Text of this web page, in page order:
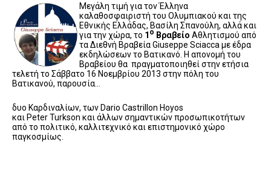
Μεγάλη τιμή για τον Έλληνα
καλαθοσφαιριστή του Ολυμπιακού και της
Εθνικής Ελλάδας, Βασίλη Σπανούλη, αλλά και
για την χώρα, το 1 ο Βραβείο Αθλητισμού από
τα Διεθνή Βραβεία Giuseppe Sciacca με έδρα
εκδηλώσεων το Βατικανό. Η απονομή του
Βραβείου θα πραγματοποιηθεί στην ετήσια
τελετή το Σάββατο 16 Νοεμβρίου 2013 στην πόλη του
Βατικανού, παρουσία…
δυο Καρδιναλίων, των Dario Castrillon Hoyos
και Peter Turkson και άλλων σημαντικών προσωπικοτήτων
από το πολιτικό, καλλιτεχνικό και επιστημονικό χώρο
παγκοσμίως.